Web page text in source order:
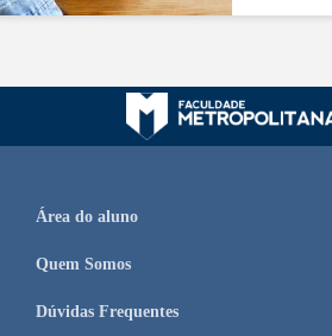
Área do aluno
Quem Somos
Dúvidas Frequentes